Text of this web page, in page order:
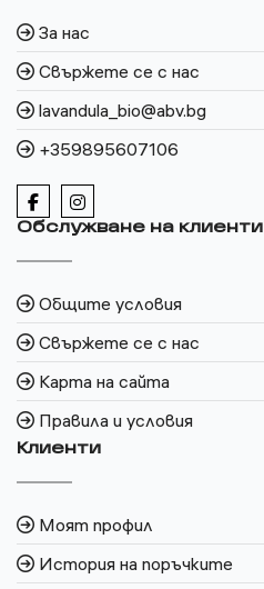
За нас
Свържете се с нас
lavandula_bio@abv.bg
+359895607106
Обслужване на клиенти
Общите условия
Свържете се с нас
Карта на сайта
Правила и условия
Клиенти
Моят профил
История на поръчките